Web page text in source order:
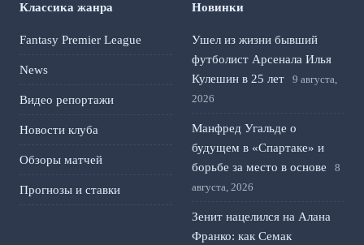
Классика жанра
Fantasy Premier League
News
Видео репортажи
Новости клуба
Обзоры матчей
Прогнозы и ставки
Новинки
Ушел из жизни бывший
футболист Арсенала Илья
Кулешин в 25 лет
9 августа,
2026
Манфред Угальде о
будущем в «Спартаке» и
борьбе за место в основе
8
августа, 2026
Зенит нацелился на Алана
Франко: как Семак